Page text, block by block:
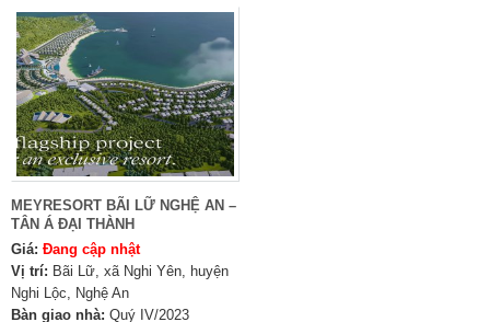
MEYRESORT BÃI LỮ NGHỆ AN –
TÂN Á ĐẠI THÀNH
Giá: Đang cập nhật
Vị trí: Bãi Lữ, xã Nghi Yên, huyện
Nghi Lộc, Nghệ An
Bàn giao nhà: Quý IV/2023